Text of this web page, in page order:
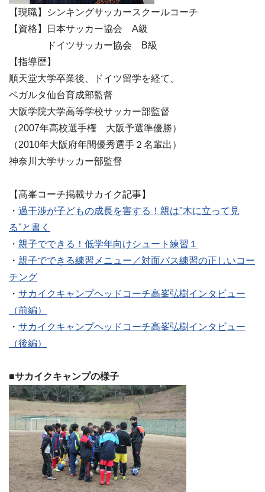
【現職】シンキングサッカースクールコーチ
【資格】日本サッカー協会 A級
ドイツサッカー協会 B級
【指導歴】
順天堂大学卒業後、ドイツ留学を経て、
ベガルタ仙台育成部監督
大阪学院大学高等学校サッカー部監督
（2007年高校選手権 大阪予選準優勝）
（2010年大阪府年間優秀選手２名輩出）
神奈川大学サッカー部監督
【髙峯コーチ掲載サカイク記事】
・ 過干渉が子どもの成長を害する！親は"木に立って見
る"と書く
・ 親子でできる！低学年向けシュート練習１
・ 親子でできる練習メニュー／対面パス練習の正しいコー
チング
・ サカイクキャンプヘッドコーチ高峯弘樹インタビュー
（前編）
・ サカイクキャンプヘッドコーチ高峯弘樹インタビュー
（後編）
■サカイクキャンプの様子